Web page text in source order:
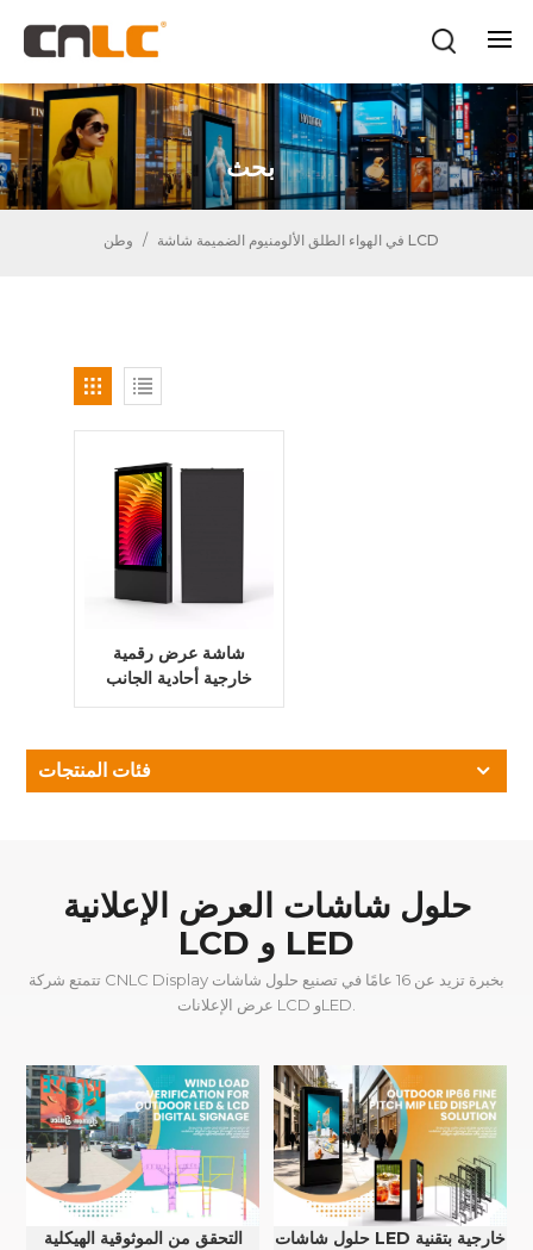
بحث
وطن / في الهواء الطلق الألومنيوم الضميمة شاشة LCD
شاشة عرض رقمية
خارجية أحادية الجانب
من نوع LCD عالية
الأرض، بسطوع 3500
شمعة، مع شاشةفئات المنتجات
حلول شاشات العرض الإعلانية
LCD و LED
تتمتع شركة CNLC Display بخبرة تزيد عن 16 عامًا في تصنيع حلول شاشات
عرض الإعلانات LCD وLED.
التحقق من الموثوقية الهيكلية
حلول شاشات LED خارجية بتقنية